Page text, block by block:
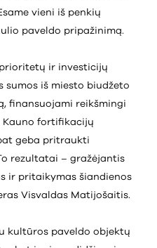
vieni iš penkių
paveldo pripažinimą.
ir investicijų
sumos iš miesto biudžeto
finansuojami reikšmingi
Kauno fortifikacijų
geba pritraukti
rezultatai – gražėjantis
ir pritaikymas šiandienos
Visvaldas Matijošaitis.
kultūros paveldo objektų